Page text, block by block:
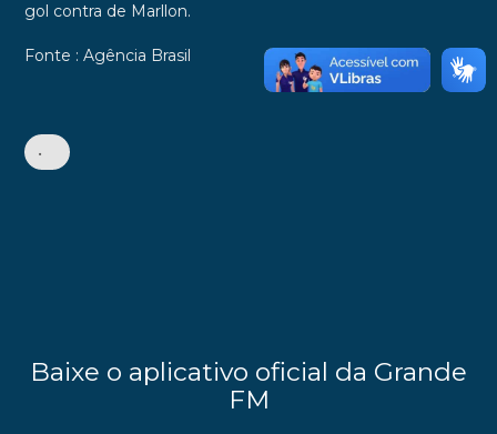
gol contra de Marllon.
Fonte : Agência Brasil
•
Baixe o aplicativo oficial da Grande
FM